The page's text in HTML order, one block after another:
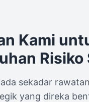
Kami
Risiko
sekadar
yang direka